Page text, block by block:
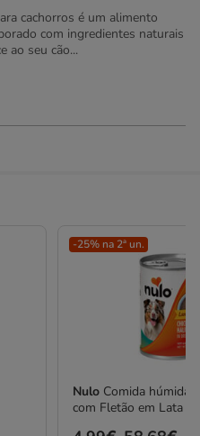
cachorros é um alimento
com ingredientes naturais
ao seu cão...
-25% na 2ª un.
Nulo Comida húmida
com Fletão em Lata